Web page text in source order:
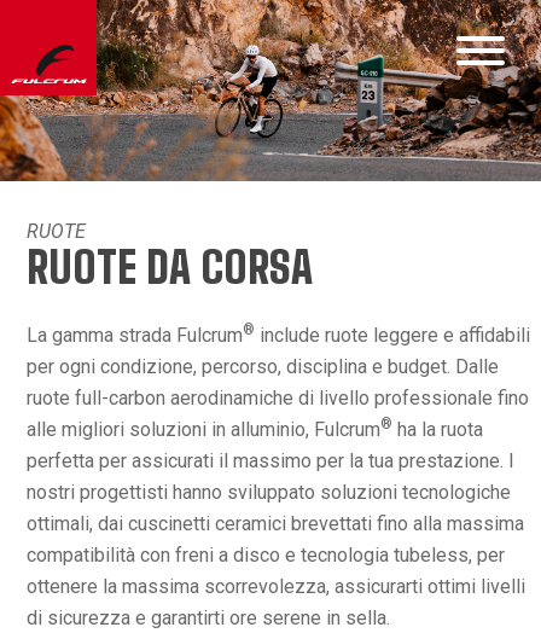
RUOTE
RUOTE DA CORSA
La gamma strada Fulcrum® include ruote leggere e affidabili
per ogni condizione, percorso, disciplina e budget. Dalle
ruote full-carbon aerodinamiche di livello professionale fino
alle migliori soluzioni in alluminio, Fulcrum® ha la ruota
perfetta per assicurati il massimo per la tua prestazione. I
nostri progettisti hanno sviluppato soluzioni tecnologiche
ottimali, dai cuscinetti ceramici brevettati fino alla massima
compatibilità con freni a disco e tecnologia tubeless, per
ottenere la massima scorrevolezza, assicurarti ottimi livelli
di sicurezza e garantirti ore serene in sella.